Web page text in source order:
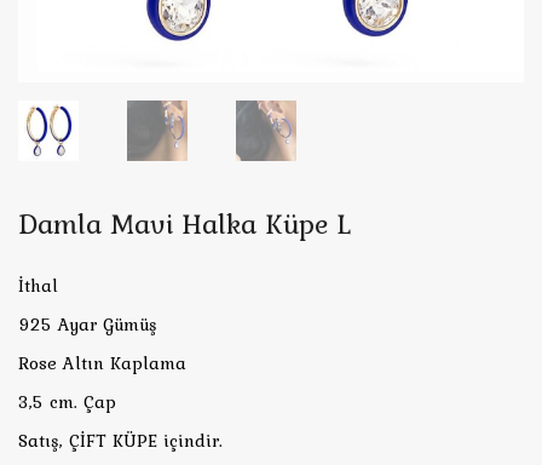
Damla Mavi Halka Küpe L
İthal
925 Ayar Gümüş
Rose Altın Kaplama
3,5 cm. Çap
Satış, ÇİFT KÜPE içindir.